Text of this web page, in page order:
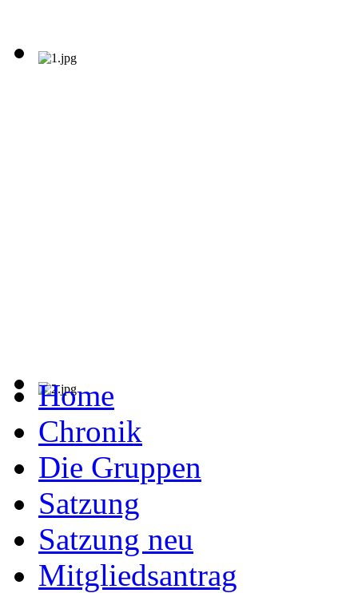
Home
Chronik
Die Gruppen
Satzung
Satzung neu
Mitgliedsantrag